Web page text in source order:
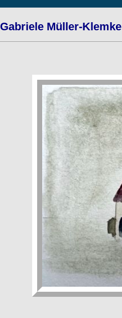
Gabriele Müller-